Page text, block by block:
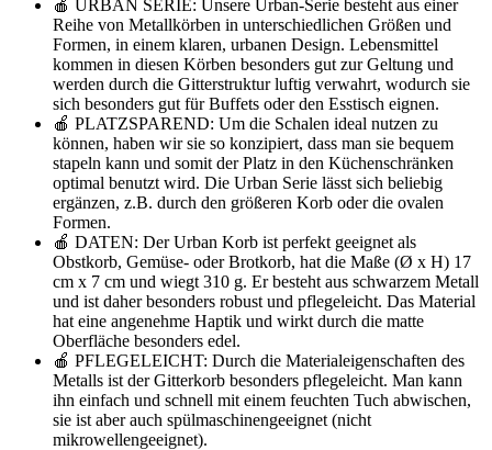
🍎 URBAN SERIE: Unsere Urban-Serie besteht aus einer
Reihe von Metallkörben in unterschiedlichen Größen und
Formen, in einem klaren, urbanen Design. Lebensmittel
kommen in diesen Körben besonders gut zur Geltung und
werden durch die Gitterstruktur luftig verwahrt, wodurch sie
sich besonders gut für Buffets oder den Esstisch eignen.
🍎 PLATZSPAREND: Um die Schalen ideal nutzen zu
können, haben wir sie so konzipiert, dass man sie bequem
stapeln kann und somit der Platz in den Küchenschränken
optimal benutzt wird. Die Urban Serie lässt sich beliebig
ergänzen, z.B. durch den größeren Korb oder die ovalen
Formen.
🍎 DATEN: Der Urban Korb ist perfekt geeignet als
Obstkorb, Gemüse- oder Brotkorb, hat die Maße (Ø x H) 17
cm x 7 cm und wiegt 310 g. Er besteht aus schwarzem Metall
und ist daher besonders robust und pflegeleicht. Das Material
hat eine angenehme Haptik und wirkt durch die matte
Oberfläche besonders edel.
🍎 PFLEGELEICHT: Durch die Materialeigenschaften des
Metalls ist der Gitterkorb besonders pflegeleicht. Man kann
ihn einfach und schnell mit einem feuchten Tuch abwischen,
sie ist aber auch spülmaschinengeeignet (nicht
mikrowellengeeignet).